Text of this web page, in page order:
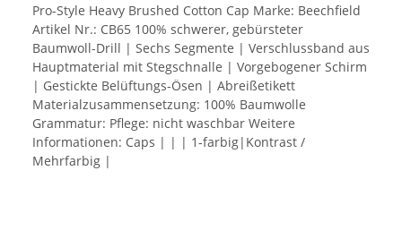
Pro-Style Heavy Brushed Cotton Cap Marke: Beechfield
Artikel Nr.: CB65 100% schwerer, gebürsteter
Baumwoll-Drill | Sechs Segmente | Verschlussband aus
Hauptmaterial mit Stegschnalle | Vorgebogener Schirm
| Gestickte Belüftungs-Ösen | Abreißetikett
Materialzusammensetzung: 100% Baumwolle
Grammatur: Pflege: nicht waschbar Weitere
Informationen: Caps | | | 1-farbig|Kontrast /
Mehrfarbig |